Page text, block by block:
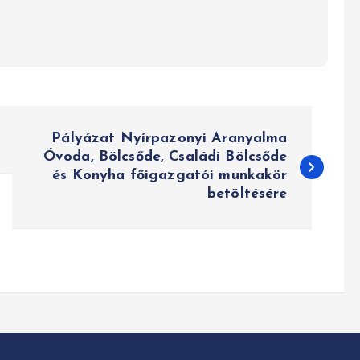
Pályázat Nyírpazonyi Aranyalma
Óvoda, Bölcsőde, Családi Bölcsőde
és Konyha főigazgatói munkakör
betöltésére